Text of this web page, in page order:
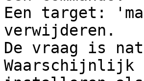
Een target:
verwijderen.
De vraag is
Waarschijnlijk